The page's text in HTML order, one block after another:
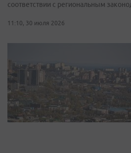
соответствии с региональным
11:10, 30 июля 2026